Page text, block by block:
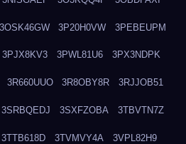
3OSK46GW 3P20H0VW 3PEBEUPM
3PJX8KV3 3PWL81U6 3PX3NDPK
3R660UUO 3R8OBY8R 3RJJOB51
3SRBQEDJ 3SXFZOBA 3TBVTN7Z
3TTB618D 3TVMVY4A 3VPL82H9